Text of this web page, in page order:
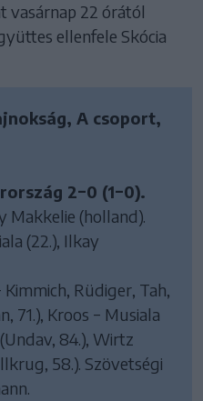
vasárnap 22 órától
ellenfele Skócia
A csoport,
2−0 (1−0).
Makkelie (holland).
(22.), Ilkay
Kimmich, Rüdiger, Tah,
71.), Kroos − Musiala
84.), Wirtz
58.). Szövetségi